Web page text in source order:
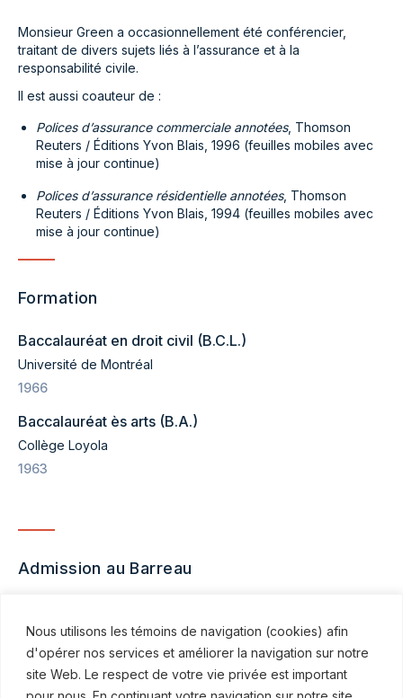
Nous utilisons les témoins de navigation (cookies) afin
d'opérer nos services et améliorer la navigation sur notre
site Web. Le respect de votre vie privée est important
Monsieur Green a occasionnellement été conférencier,
traitant de divers sujets liés à l’assurance et à la
responsabilité civile.
Il est aussi coauteur de :
Polices d’assurance commerciale annotées, Thomson
Reuters / Éditions Yvon Blais, 1996 (feuilles mobiles avec
mise à jour continue)
Polices d’assurance résidentielle annotées, Thomson
Reuters / Éditions Yvon Blais, 1994 (feuilles mobiles avec
mise à jour continue)
Formation
Baccalauréat en droit civil (B.C.L.)
Université de Montréal
1966
Baccalauréat ès arts (B.A.)
Collège Loyola
1963
Admission au Barreau
1967